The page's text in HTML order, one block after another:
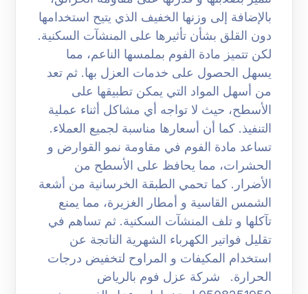
بالإضافة إلى وزنها الخفيف الذي يتيح استخدامها
دون القلق بشأن تأثيرها على المنشآت السكنية.
لكن تتميز مادة الفوم بملمسها الناعم، مما
يسهل الحصول على خدمات العزل بها. ثم تعد
من أسهل المواد التي يمكن تطبيقها على
الأسطح، حيث لا تواجه أي مشاكل أثناء عملية
التنفيذ. كما أن أسعارها مناسبة لجميع العملاء.
تساعد مادة الفوم في مقاومة نمو القوارض و
الحشرات، مما يحافظ على الأسطح من
الأضرار. كما تحمي الطبقة الخرسانية من أشعة
الشمس القاسية و أمطار الغزيرة، مما يمنع
تآكلها و تلف المنشآت السكنية. ثم تساهم في
تقليل فواتير الكهرباء الشهرية الناتجة عن
استخدام المكيفات و المراوح لتخفيض درجات
الحرارة. شركة عزل فوم بالرياض